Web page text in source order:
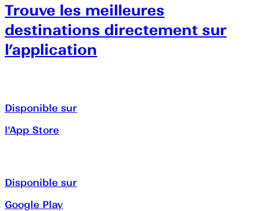
Trouve les meilleures
destinations directement sur
l’application
Disponible sur
l'App Store
Disponible sur
Google Play